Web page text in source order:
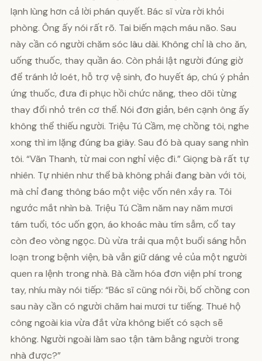
lạnh lùng hơn cả lời phán quyết. Bác sĩ vừa rời khỏi
phòng. Ông ấy nói rất rõ. Tai biến mạch máu não. Sau
này cần có người chăm sóc lâu dài. Không chỉ là cho ăn,
uống thuốc, thay quần áo. Còn phải lật người đúng giờ
để tránh lở loét, hỗ trợ vệ sinh, đo huyết áp, chú ý phản
ứng thuốc, đưa đi phục hồi chức năng, theo dõi từng
thay đổi nhỏ trên cơ thể. Nói đơn giản, bên cạnh ông ấy
không thể thiếu người. Triệu Tú Cầm, mẹ chồng tôi, nghe
xong thì im lặng đúng ba giây. Sau đó bà quay sang nhìn
tôi. “Vãn Thanh, từ mai con nghỉ việc đi.” Giọng bà rất tự
nhiên. Tự nhiên như thể bà không phải đang bàn với tôi,
mà chỉ đang thông báo một việc vốn nên xảy ra. Tôi
ngước mắt nhìn bà. Triệu Tú Cầm năm nay năm mươi
tám tuổi, tóc uốn gọn, áo khoác màu tím sẫm, cổ tay
còn đeo vòng ngọc. Dù vừa trải qua một buổi sáng hỗn
loạn trong bệnh viện, bà vẫn giữ dáng vẻ của một người
quen ra lệnh trong nhà. Bà cầm hóa đơn viện phí trong
tay, nhíu mày nói tiếp: “Bác sĩ cũng nói rồi, bố chồng con
sau này cần có người chăm hai mươi tư tiếng. Thuê hộ
công ngoài kia vừa đắt vừa không biết có sạch sẽ
không. Người ngoài làm sao tận tâm bằng người trong
nhà được?”